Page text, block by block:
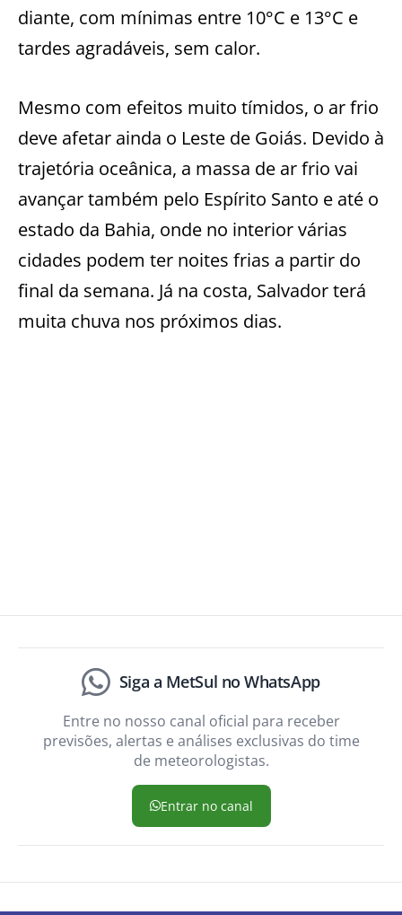
diante, com mínimas entre 10°C e 13°C e
tardes agradáveis, sem calor.
Mesmo com efeitos muito tímidos, o ar frio
deve afetar ainda o Leste de Goiás. Devido à
trajetória oceânica, a massa de ar frio vai
avançar também pelo Espírito Santo e até o
estado da Bahia, onde no interior várias
cidades podem ter noites frias a partir do
final da semana. Já na costa, Salvador terá
muita chuva nos próximos dias.
Siga a MetSul no WhatsApp
Entre no nosso canal oficial para receber
previsões, alertas e análises exclusivas do time
de meteorologistas.
Entrar no canal